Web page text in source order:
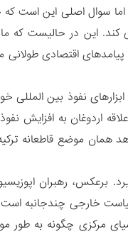
سوال اصلی این است که
این در حالیست که
پیامدهای اقتصادی
نفوذ بین المللی
اردوغان به افزایش
همان موضع قاطعانه
رهبران
خارجی چندجانبه
چگونه به طور